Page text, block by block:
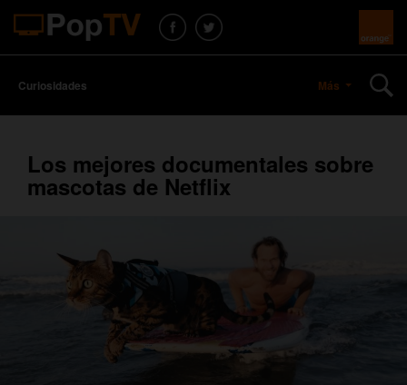
Curiosidades Más
Los mejores documentales sobre
mascotas de Netflix